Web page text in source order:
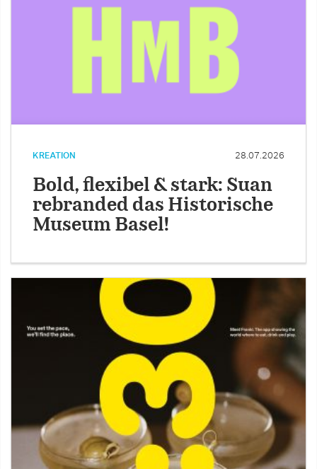
KREATION 28.07.2026
Bold, flexibel & stark: Suan
rebranded das Historische
Museum Basel!